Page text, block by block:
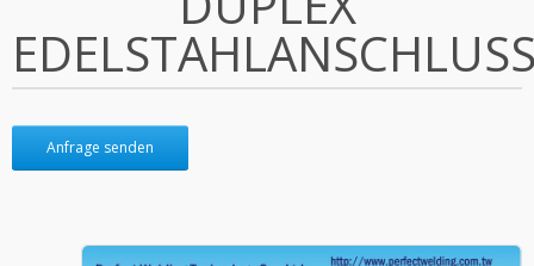
Anfrage senden